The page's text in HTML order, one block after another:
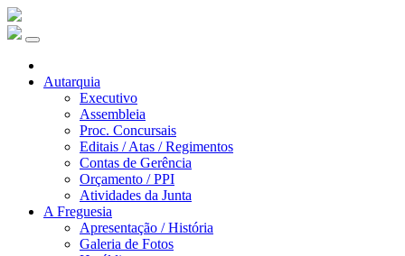
Autarquia
Executivo
Assembleia
Proc. Concursais
Editais / Atas / Regimentos
Contas de Gerência
Orçamento / PPI
Atividades da Junta
A Freguesia
Apresentação / História
Galeria de Fotos